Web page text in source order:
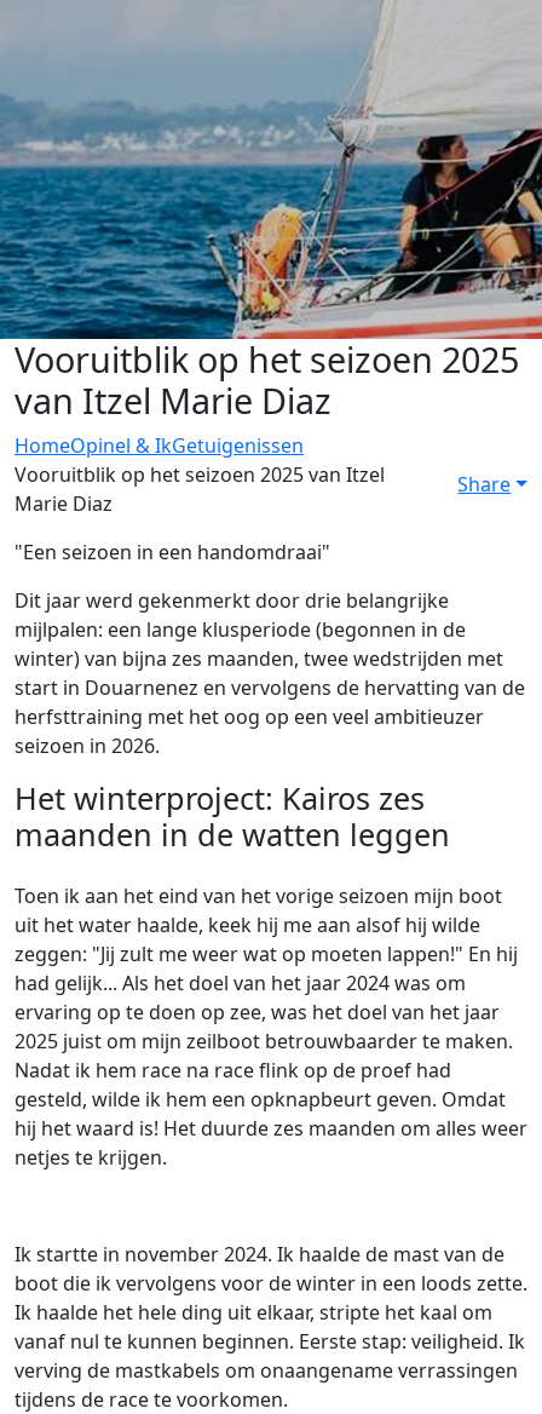
Vooruitblik op het seizoen 2025
van Itzel Marie Diaz
HomeOpinel & IkGetuigenissen
Vooruitblik op het seizoen 2025 van Itzel
Marie Diaz
Share
"Een seizoen in een handomdraai"
Dit jaar werd gekenmerkt door drie belangrijke
mijlpalen: een lange klusperiode (begonnen in de
winter) van bijna zes maanden, twee wedstrijden met
start in Douarnenez en vervolgens de hervatting van de
herfsttraining met het oog op een veel ambitieuzer
seizoen in 2026.
Het winterproject: Kairos zes
maanden in de watten leggen
Toen ik aan het eind van het vorige seizoen mijn boot
uit het water haalde, keek hij me aan alsof hij wilde
zeggen: "Jij zult me ​​weer wat op moeten lappen!" En hij
had gelijk... Als het doel van het jaar 2024 was om
ervaring op te doen op zee, was het doel van het jaar
2025 juist om mijn zeilboot betrouwbaarder te maken.
Nadat ik hem race na race flink op de proef had
gesteld, wilde ik hem een ​​opknapbeurt geven. Omdat
hij het waard is! Het duurde zes maanden om alles weer
netjes te krijgen.
Ik startte in november 2024. Ik haalde de mast van de
boot die ik vervolgens voor de winter in een loods zette.
Ik haalde het hele ding uit elkaar, stripte het kaal om
vanaf nul te kunnen beginnen. Eerste stap: veiligheid. Ik
verving de mastkabels om onaangename verrassingen
tijdens de race te voorkomen.